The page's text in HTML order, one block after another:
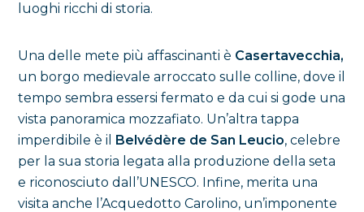
luoghi ricchi di storia.
Una delle mete più affascinanti è Casertavecchia,
un borgo medievale arroccato sulle colline, dove il
tempo sembra essersi fermato e da cui si gode una
vista panoramica mozzafiato. Un’altra tappa
imperdibile è il Belvédère de San Leucio, celebre
per la sua storia legata alla produzione della seta
e riconosciuto dall’UNESCO. Infine, merita una
visita anche l’Acquedotto Carolino, un’imponente